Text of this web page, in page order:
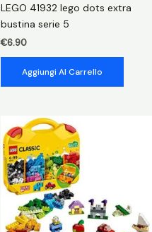
LEGO 41932 lego dots extra
bustina serie 5
€6.90
Aggiungi Al Carrello